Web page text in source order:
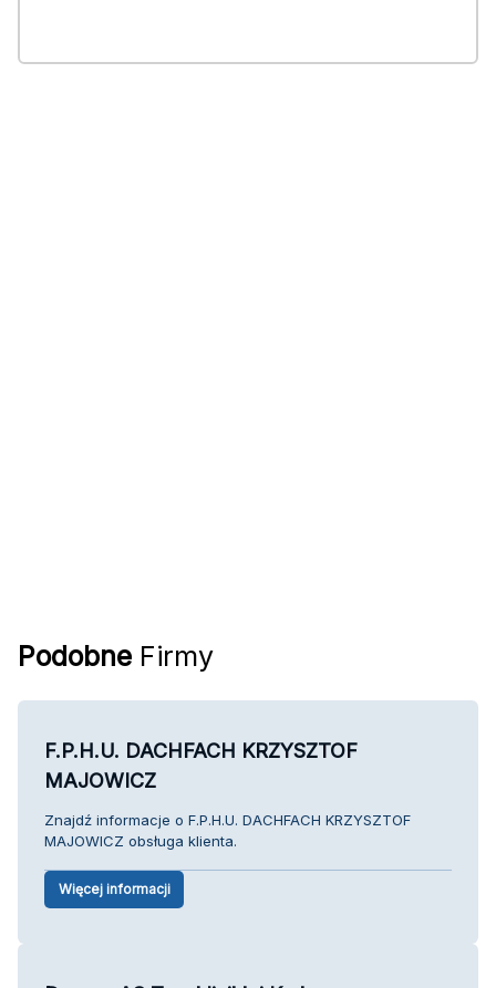
Podobne Firmy
F.P.H.U. DACHFACH KRZYSZTOF
MAJOWICZ
Znajdź informacje o F.P.H.U. DACHFACH KRZYSZTOF
MAJOWICZ obsługa klienta.
Więcej informacji